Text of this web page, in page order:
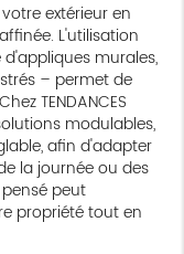
extérieur en
L'utilisation
murales,
– permet de
TENDANCES
modulables,
afin d'adapter
la journée ou des
peut
propriété tout en